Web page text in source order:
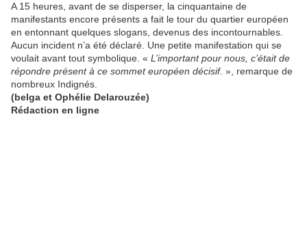
A 15 heures, avant de se disperser, la cinquantaine de
manifestants encore présents a fait le tour du quartier européen
en entonnant quelques slogans, devenus des incontournables.
Aucun incident n’a été déclaré. Une petite manifestation qui se
voulait avant tout symbolique. « L’important pour nous, c’était de
répondre présent à ce sommet européen décisif. », remarque de
nombreux Indignés.
(belga et Ophélie Delarouzée)
Rédaction en ligne